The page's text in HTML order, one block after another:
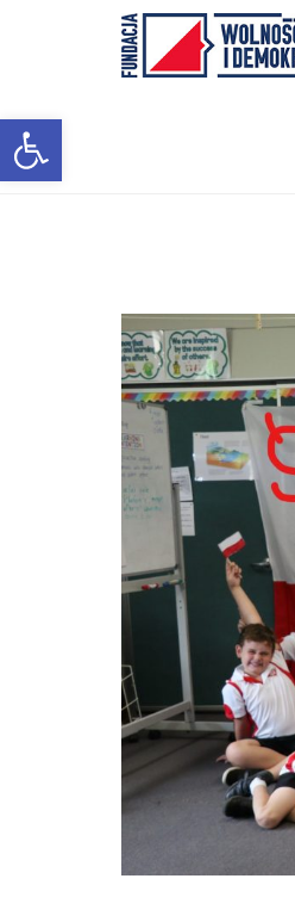
Otwórz pasek narzędzi